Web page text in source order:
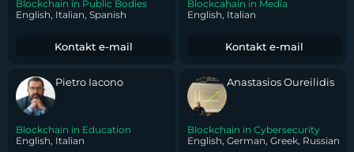
Blockchain in Public Bodies
English, Italian, Spanish
Kontakt e-mail
Blockcahain in Media
English, Italian
Kontakt e-mail
Pietro Iacono
Blockchain in Education
English, Italian
Anastasios Oureilidis
Blockchain in Cybersecurity
English, German, Greek, Russian